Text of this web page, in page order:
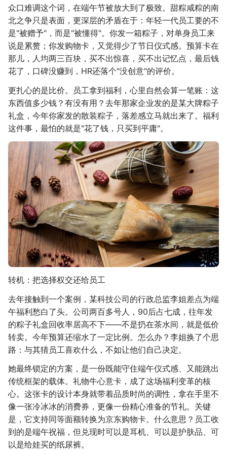
众口难调这个词，在端午节被放大到了极致。甜粽咸粽的南
北之争只是表面，更深层的矛盾在于：年轻一代员工要的不
是"被赠予"，而是"被懂得"。你发一箱粽子，对单身员工来
说是累赘；你发购物卡，又觉得少了节日仪式感。预算卡在
那儿，人均两三百块，买不出惊喜，买不出记忆点，最后钱
花了，口碑没赚到，HR还落个"没创意"的评价。
更扎心的是比价。员工拿到福利，心里自然会算一笔账：这
东西值多少钱？有没有用？去年那家企业发的是某大牌粽子
礼盒，今年你家发的散装粽子，落差感立马就出来了。福利
这件事，最怕的就是"花了钱，只买到平庸"。
转机：把选择权交还给员工
去年接触到一个案例，某科技公司的行政总监李姐差点为端
午福利愁白了头。公司两百多号人，90后占七成，往年发
的粽子礼盒回收率居高不下——不是扔在茶水间，就是低价
转卖。今年预算还缩水了一定比例。怎么办？李姐换了个思
路：与其猜员工喜欢什么，不如让他们自己决定。
她最终锁定的方案，是一份既能守住端午仪式感、又能跳出
传统框架的载体。礼物牛心意卡，成了这场福利变革的核
心。这张卡的设计本身就带着品质时尚的调性，拿在手里不
像一张冷冰冰的消费券，更像一份精心准备的节礼。关键
是，它支持同等面额转换为京东购物卡。什么意思？员工收
到的是端午祝福，但兑现时可以是耳机、可以是护肤品、可
以是给娃买的纸尿裤。